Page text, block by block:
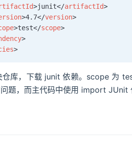
>junit</artifactId>
>4.7</version>
>test</scope>
>
>
库，下载 junit 依赖。scope 为
题，而主代码中使用 import JUnit